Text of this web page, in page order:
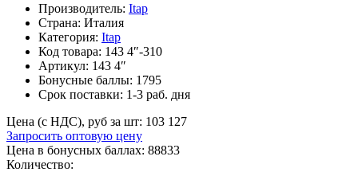
Производитель: Itap
Страна: Италия
Категория: Itap
Код товара: 143 4″-310
Артикул: 143 4″
Бонусные баллы: 1795
Срок поставки: 1-3 раб. дня
Цена (с НДС), руб за шт: 103 127
Запросить оптовую цену
Цена в бонусных баллах: 88833
Количество: